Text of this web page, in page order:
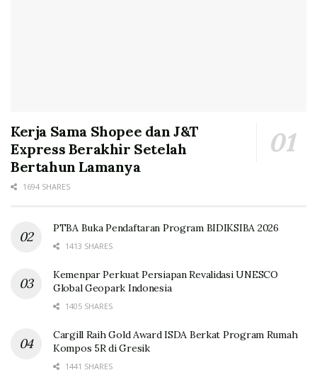
Kerja Sama Shopee dan J&T
Express Berakhir Setelah
Bertahun Lamanya
1694 SHARES
PTBA Buka Pendaftaran Program BIDIKSIBA 2026
1413 SHARES
Kemenpar Perkuat Persiapan Revalidasi UNESCO
Global Geopark Indonesia
1405 SHARES
Cargill Raih Gold Award ISDA Berkat Program Rumah
Kompos 5R di Gresik
1441 SHARES